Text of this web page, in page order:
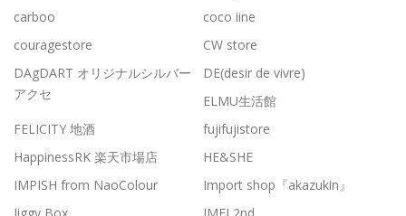
carboo
coco iine
couragestore
CW store
DAgDART オリジナルシルバー
アクセ
DE(desir de vivre)
ELMU生活館
FELICITY 地酒
fujifujistore
HappinessRK 楽天市場店
HE&SHE
IMPISH from NaoColour
Import shop『akazukin』